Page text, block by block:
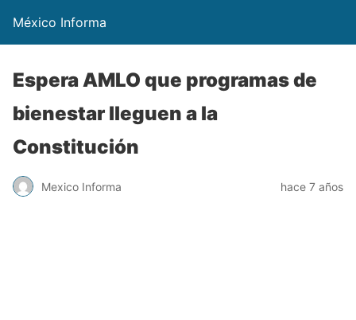
México Informa
Espera AMLO que programas de
bienestar lleguen a la
Constitución
Mexico Informa hace 7 años